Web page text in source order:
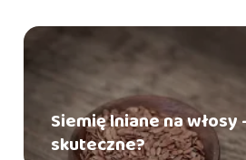
Siemię lniane na
skuteczne?